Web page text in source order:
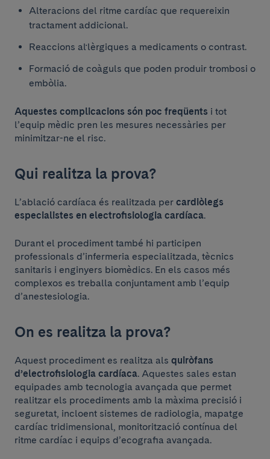
Alteracions del ritme cardíac que requereixin
tractament addicional.
Reaccions al·lèrgiques a medicaments o contrast.
Formació de coàguls que poden produir trombosi o
embòlia.
Aquestes complicacions són poc freqüents i tot
l’equip mèdic pren les mesures necessàries per
minimitzar-ne el risc.
Qui realitza la prova?
L’ablació cardíaca és realitzada per cardiòlegs
especialistes en electrofisiologia cardíaca.
Durant el procediment també hi participen
professionals d’infermeria especialitzada, tècnics
sanitaris i enginyers biomèdics. En els casos més
complexos es treballa conjuntament amb l’equip
d’anestesiologia.
On es realitza la prova?
Aquest procediment es realitza als quiròfans
d’electrofisiologia cardíaca. Aquestes sales estan
equipades amb tecnologia avançada que permet
realitzar els procediments amb la màxima precisió i
seguretat, incloent sistemes de radiologia, mapatge
cardíac tridimensional, monitorització contínua del
ritme cardíac i equips d’ecografia avançada.